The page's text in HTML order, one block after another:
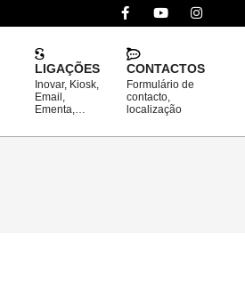
LIGAÇÕES
Inovar, Kiosk,
Email,
Ementa,…
CONTACTOS
Formulário de
contacto,
localização